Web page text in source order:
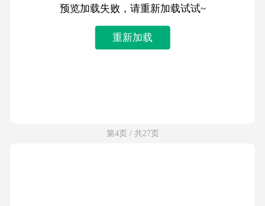
预览加载失败，请重新加载试试~
重新加载
第4页 / 共27页